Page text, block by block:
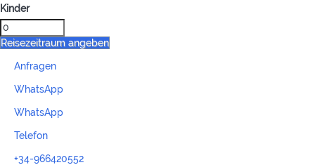
Kinder
Reisezeitraum angeben
Anfragen
WhatsApp
WhatsApp
Telefon
+34-966420552